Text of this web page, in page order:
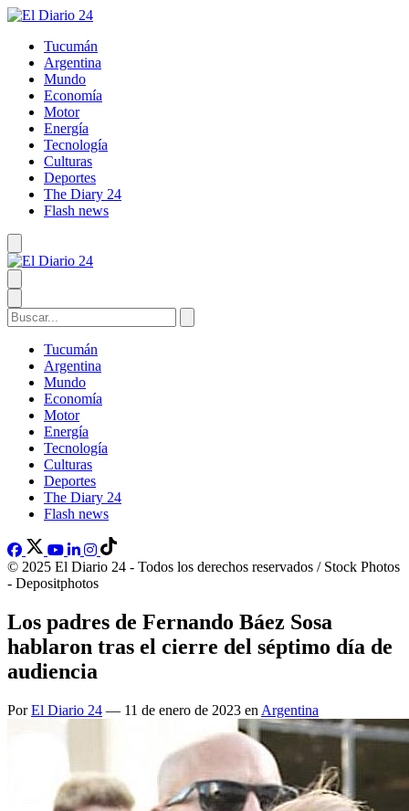
Tucumán
Argentina
Mundo
Economía
Motor
Energía
Tecnología
Culturas
Deportes
The Diary 24
Flash news
Tucumán
Argentina
Mundo
Economía
Motor
Energía
Tecnología
Culturas
Deportes
The Diary 24
Flash news
© 2025 El Diario 24 - Todos los derechos reservados / Stock Photos
- Depositphotos
Los padres de Fernando Báez Sosa
hablaron tras el cierre del séptimo día de
audiencia
PorEl Diario 24 — 11 de enero de 2023 en Argentina